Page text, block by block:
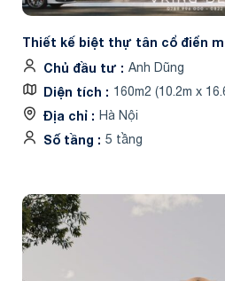
Thiết kế biệt thự tân cổ điển
Chủ đầu tư
Anh Dũng
Diện tích 160m2 (10.2m x
Địa chỉ Hà Nội
Số tầng 5 tầng